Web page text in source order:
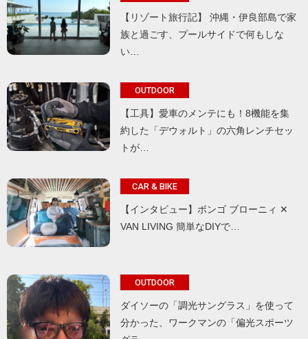
【リゾート旅行記】 沖縄・伊良部島で家
族と過ごす、プールサイドで何もしな
い…
OUTDOOR
【工具】愛車のメンテにも！8機能を集
約した「デウォルト」の六角レンチセッ
トが…
CAR & BIKE
【インタビュー】ボンゴ ブローニィ ✕
VAN LIVING 簡単なDIYで…
OUTDOOR
ダイソーの「調光サングラス」を使って
分かった、ワークマンの「偏光スポーツ